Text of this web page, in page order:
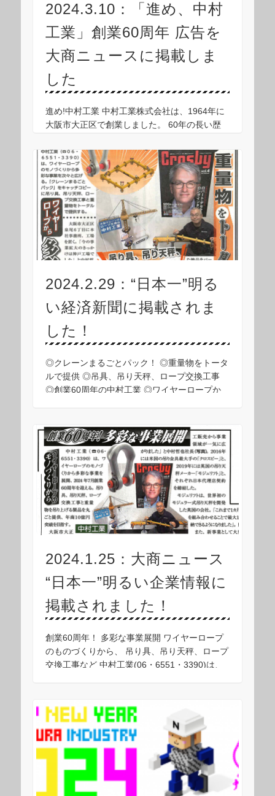
2024.3.10：「進め、中村
工業」創業60周年 広告を
大商ニュースに掲載しま
した
進め!中村工業 中村工業株式会社は、1964年に
大阪市大正区で創業しました。 60年の長い歴
れたことを心より感謝申し上げます。 当社はワ
イヤロープスリング(玉掛索)製造からスター …
2024.2.29：“日本一”明る
い経済新聞に掲載されま
した！
◎クレーンまるごとパック！ ◎重量物をトータ
ルで提供 ◎吊具、吊り天秤、ロープ交換工事
◎創業60周年の中村工業 ◎ワイヤーロープか
2024.1.25：大商ニュース
“日本一”明るい企業情報に
掲載されました！
創業60周年！ 多彩な事業展開 ワイヤーロープ
のものづくりから、 吊り具、吊り天秤、ロープ
交換工事など 中村工業(06・6551・3390)は、